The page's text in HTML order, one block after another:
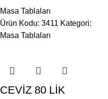
Masa Tablaları
Ürün Kodu: 3411 Kategori:
Masa Tablaları
CEVİZ 80 LİK